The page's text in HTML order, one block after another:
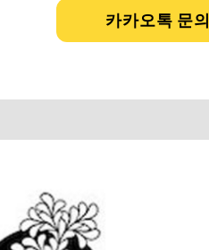
카카오톡 문의